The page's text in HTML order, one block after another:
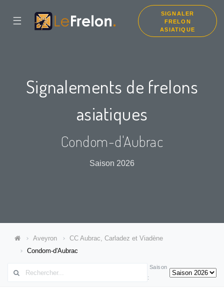
☰
SIGNALER
FRELON
ASIATIQUE
Signalements de frelons
asiatiques
Condom-d'Aubrac
Saison 2026
Aveyron
CC Aubrac, Carladez et Viadène
Condom-d'Aubrac
Saison
: